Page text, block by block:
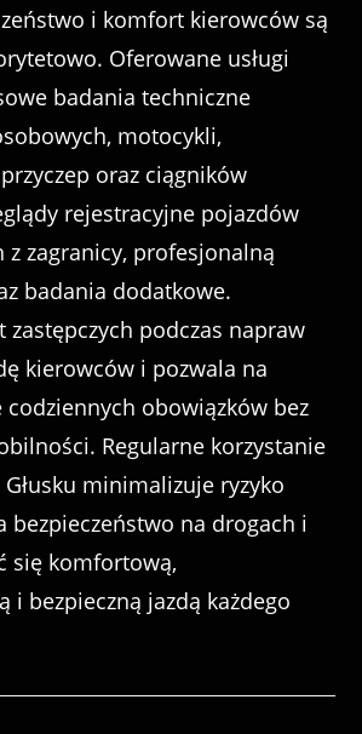
i komfort kierowców są
Oferowane usługi
badania techniczne
motocykli,
oraz ciągników
rejestracyjne pojazdów
z zagranicy, profesjonalną
badania dodatkowe.
zastępczych podczas napraw
kierowców i pozwala na
obowiązków bez
Regularne korzystanie
Głusku minimalizuje ryzyko
bezpieczeństwo na drogach i
się komfortową,
i bezpieczną jazdą każdego